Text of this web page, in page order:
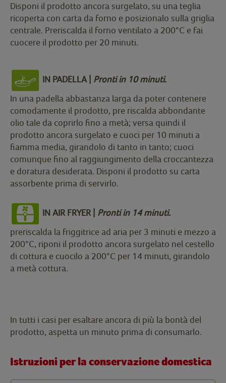
Disponi il prodotto ancora surgelato, su una teglia
ricoperta con carta da forno e posizionalo sulla griglia
centrale. Preriscalda il forno ventilato a 200°C e fai
cuocere il prodotto per 20 minuti.
IN PADELLA | Pronti in 10 minuti.
In una padella abbastanza larga da poter contenere
comodamente il prodotto, pre riscalda abbondante
olio tale da coprirlo fino a metà; versa quindi il
prodotto ancora surgelato e cuoci per 10 minuti a
fiamma media, girandolo di tanto in tanto; cuoci
comunque fino al raggiungimento della croccantezza
e doratura desiderata. Disponi il prodotto su carta
assorbente prima di servirlo.
IN AIR FRYER | Pronti in 14 minuti.
preriscalda la friggitrice ad aria per 3 minuti e mezzo a
200°C, riponi il prodotto ancora surgelato nel cestello
di cottura e cuocilo a 200°C per 14 minuti, girandolo
a metà cottura.
In tutti i casi per esaltare ancora di più la bontà del
prodotto, aspetta un minuto prima di consumarlo.
Istruzioni per la conservazione domestica